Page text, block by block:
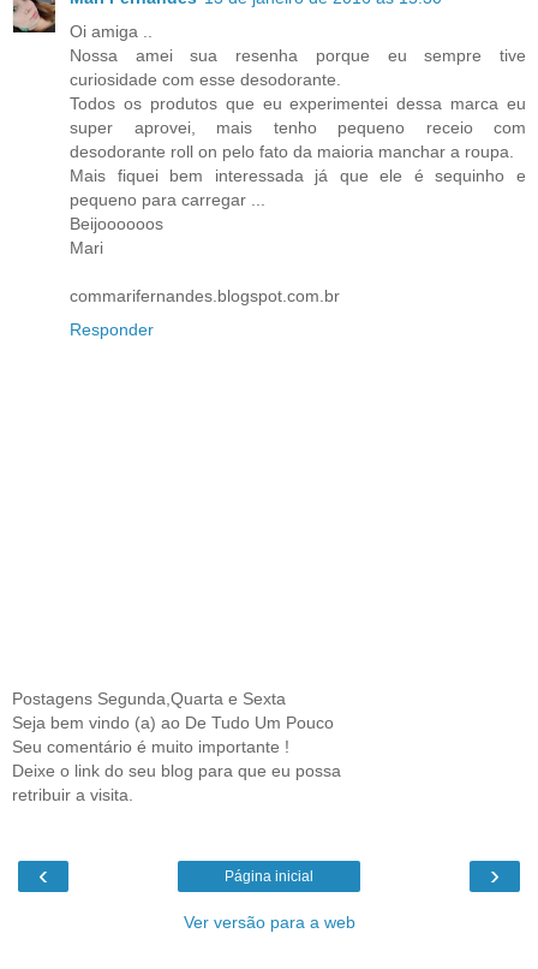
Oi amiga ..
Nossa amei sua resenha porque eu sempre tive
curiosidade com esse desodorante.
Todos os produtos que eu experimentei dessa marca eu
super aprovei, mais tenho pequeno receio com
desodorante roll on pelo fato da maioria manchar a roupa.
Mais fiquei bem interessada já que ele é sequinho e
pequeno para carregar ...
Beijoooooos
Mari
commarifernandes.blogspot.com.br
Responder
Postagens Segunda,Quarta e Sexta
Seja bem vindo (a) ao De Tudo Um Pouco
Seu comentário é muito importante !
Deixe o link do seu blog para que eu possa
retribuir a visita.
‹ ›
Página inicial
Ver versão para a web